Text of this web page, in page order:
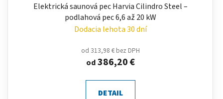
Elektrická saunová pec Harvia Cilindro Steel –
podlahová pec 6,6 až 20 kW
Dodacia lehota 30 dní
od 313,98 € bez DPH
od386,20 €
DETAIL